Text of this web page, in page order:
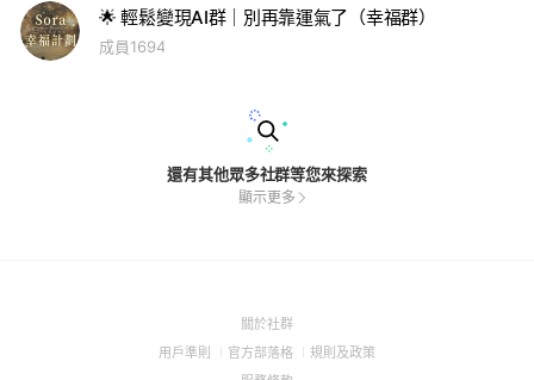
🌟 輕鬆變現AI群｜別再靠運氣了（幸福群）
成員1694
還有其他眾多社群等您來探索
顯示更多
關於社群(Open
用戶準則
(Open
官方部落格
(Open
規則及政策(Open